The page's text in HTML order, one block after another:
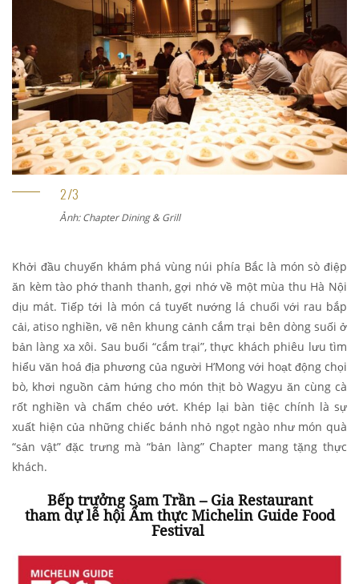
Ảnh: Chapter Dining & Grill
Khởi đầu chuyến khám phá vùng núi phía Bắc là món sò điệp
ăn kèm tào phớ thanh thanh, gợi nhớ về một mùa thu Hà Nội
dịu mát. Tiếp tới là món cá tuyết nướng lá chuối với rau bắp
cải, atiso nghiền, vẽ nên khung cảnh cắm trại bên dòng suối ở
bản làng xa xôi. Sau buổi “cắm trại”, thực khách phiêu lưu tìm
hiểu văn hoá địa phương của người H’Mong với hoạt động chọi
bò, khơi nguồn cảm hứng cho món thịt bò Wagyu ăn cùng cà
rốt nghiền và chẩm chéo ướt. Khép lại bàn tiệc chính là sự
xuất hiện của những chiếc bánh nhỏ ngọt ngào như món quà
“sản vật” đặc trưng mà “bản làng” Chapter mang tặng thực
khách.
Bếp trưởng Sam Trần – Gia Restaurant
tham dự lễ hội Ẩm thực Michelin Guide Food
Festival